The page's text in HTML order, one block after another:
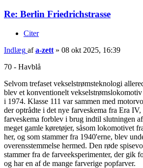
Re: Berlin Friedrichstrasse
Citer
Indlæg afa-zett » 08 okt 2025, 16:39
70 - Havblå
Selvom trefaset vekselstrømsteknologi
blev et konventionelt
i 1974. Klasse 111 var sammen med
der optrådte i det nye farveskema fra Era
farveskema forblev i brug indtil slutningen
meget gamle køretøjer, såsom lokomotivet
her, og som stammer fra 1940'erne, blev
overensstemmelse hermed. Den røde
stammer fra de farveeksperimenter, der gik
og har en af ​​de mange farverige popfarver.